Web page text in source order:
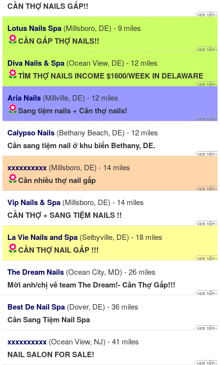
CẦN THỢ NAILS GẤP!!
Lotus Nails Spa (Millsboro, DE) - 9 miles
CẦN GẤP THỢ NAILS!!
Diva Nails & Spa (Ocean View, DE) - 12 miles
TÌM THỢ NAILS INCOME $1600/WEEK IN DELAWARE
Aria Nails (Millville, DE) - 12 miles
Sang tiệm nails + Cần thợ nails!
Calypso Nails (Bethany Beach, DE) - 12 miles
Cần sang tiệm nail ở khu biển Bethany, DE.
xxxxxxxxxx (Millsboro, DE) - 14 miles
Cần nhiều thợ nail gấp
Vip Nails & Spa (Millsboro, DE) - 14 miles
CẦN THỢ + SANG TIỆM NAILS !!
La Vie Nails and Spa (Selbyville, DE) - 18 miles
CẦN THỢ NAIL GẤP !!!
The Dream Nails (Ocean City, MD) - 26 miles
Mời anh/chị về team The Dream!- Cần Thợ Gấp!!!
Best De Nail Spa (Dover, DE) - 36 miles
Cần Sang Tiệm Nail Spa
xxxxxxxxxx (Ocean View, NJ) - 41 miles
NAIL SALON FOR SALE!